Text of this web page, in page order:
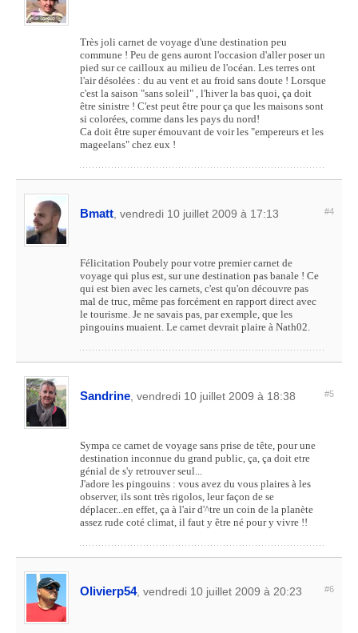
Très joli carnet de voyage d'une destination peu
commune ! Peu de gens auront l'occasion d'aller poser un
pied sur ce cailloux au milieu de l'océan. Les terres ont
l'air désolées : du au vent et au froid sans doute ! Lorsque
c'est la saison "sans soleil" , l'hiver la bas quoi, ça doit
être sinistre ! C'est peut être pour ça que les maisons sont
si colorées, comme dans les pays du nord!
Ca doit être super émouvant de voir les "empereurs et les
mageelans" chez eux !
Bmatt , vendredi 10 juillet 2009 à 17:13 #4
Félicitation Poubely pour votre premier carnet de
voyage qui plus est, sur une destination pas banale ! Ce
qui est bien avec les carnets, c'est qu'on découvre pas
mal de truc, même pas forcément en rapport direct avec
le tourisme. Je ne savais pas, par exemple, que les
pingouins muaient. Le carnet devrait plaire à Nath02.
Sandrine , vendredi 10 juillet 2009 à 18:38 #5
Sympa ce carnet de voyage sans prise de tête, pour une
destination inconnue du grand public, ça, ça doit etre
génial de s'y retrouver seul...
J'adore les pingouins : vous avez du vous plaires à les
observer, ils sont très rigolos, leur façon de se
déplacer...en effet, ça à l'air d'^tre un coin de la planète
assez rude coté climat, il faut y être né pour y vivre !!
Olivierp54, vendredi 10 juillet 2009 à 20:23 #6